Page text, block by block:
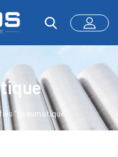
“pneumatique”